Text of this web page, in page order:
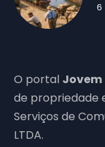
6
O portal Jovem
de propriedade
Serviços de
LTDA.